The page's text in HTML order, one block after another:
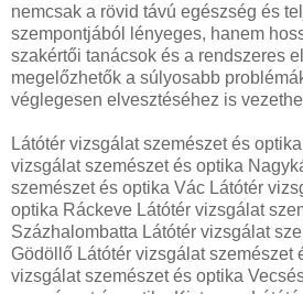
nemcsak a rövid távú egészség és
szempontjából lényeges, hanem
szakértői tanácsok és a rendszeres
megelőzhetők a súlyosabb
véglegesen elvesztéséhez is
Látótér vizsgálat szemészet és
vizsgálat szemészet és optika
szemészet és optika Vác Látótér
optika Ráckeve Látótér vizsgálat
Százhalombatta Látótér vizsgálat
Gödöllő Látótér vizsgálat szemészet
vizsgálat szemészet és optika